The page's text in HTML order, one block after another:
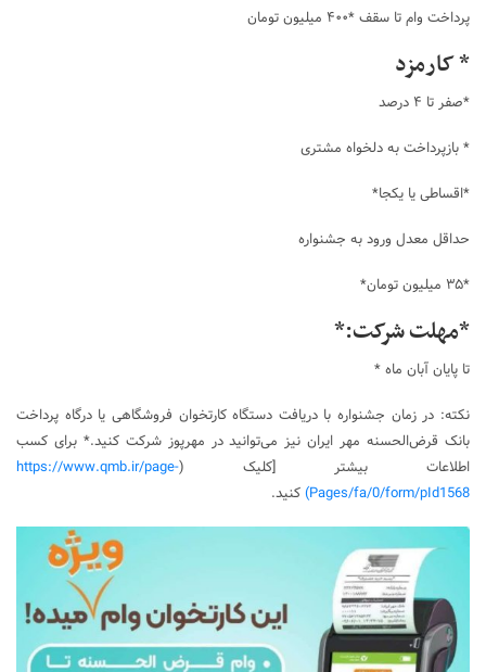
پرداخت وام تا سقف *۴۰۰ میلیون تومان
* کارمزد
*صفر تا ۴ درصد
* بازپرداخت به دلخواه مشتری
*اقساطی یا یکجا*
حداقل معدل ورود به جشنواره
*۳۵ میلیون تومان*
*مهلت شرکت:*
تا پایان آبان ماه *
نکته: در زمان جشنواره با دریافت دستگاه کارتخوان فروشگاهی یا درگاه پرداخت
بانک قرض‌الحسنه مهر ایران نیز می‌توانید در مهرپوز شرکت کنید.* برای کسب
اطلاعات بیشتر [کلیک (https://www.qmb.ir/page-
Pages/fa/0/form/pId1568) کنید.